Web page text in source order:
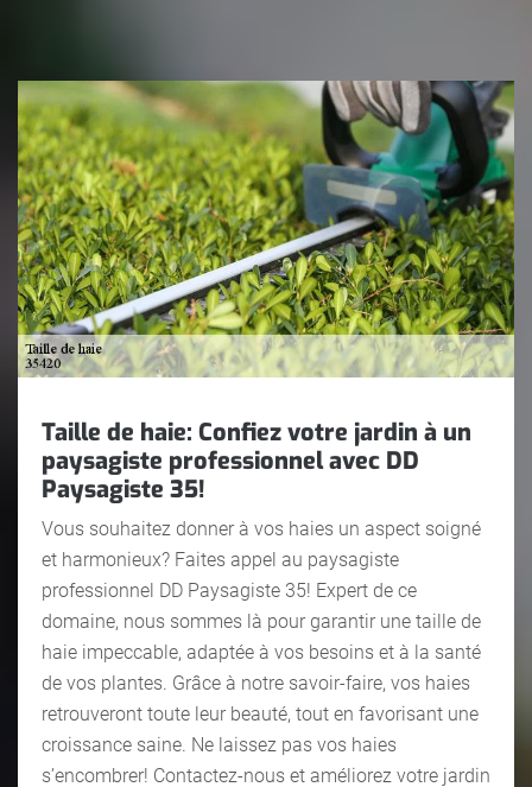
Taille de haie: Confiez votre jardin à un
paysagiste professionnel avec DD
Paysagiste 35!
Vous souhaitez donner à vos haies un aspect soigné
et harmonieux? Faites appel au paysagiste
professionnel DD Paysagiste 35! Expert de ce
domaine, nous sommes là pour garantir une taille de
haie impeccable, adaptée à vos besoins et à la santé
de vos plantes. Grâce à notre savoir-faire, vos haies
retrouveront toute leur beauté, tout en favorisant une
croissance saine. Ne laissez pas vos haies
s’encombrer! Contactez-nous et améliorez votre jardin